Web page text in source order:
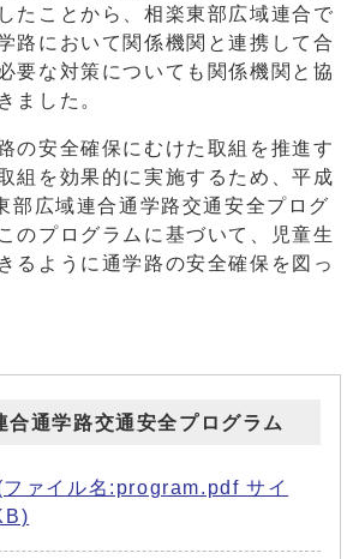
たことから、相楽東部広域連合で
路において関係機関と連携して合
要な対策についても関係機関と協
ました。
の安全確保にむけた取組を推進す
組を効果的に実施するため、平成
部広域連合通学路交通安全プログ
のプログラムに基づいて、児童生
るように通学路の安全確保を図っ
合通学路交通安全プログラム
ァイル名:program.pdf サイ